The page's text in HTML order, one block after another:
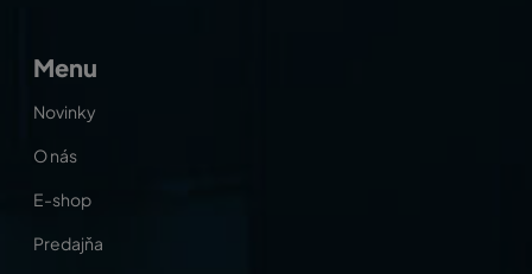
Menu
Novinky
O nás
E-shop
Predajňa